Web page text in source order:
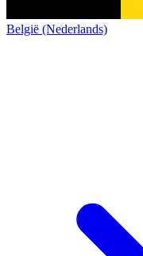
België (Nederlands)